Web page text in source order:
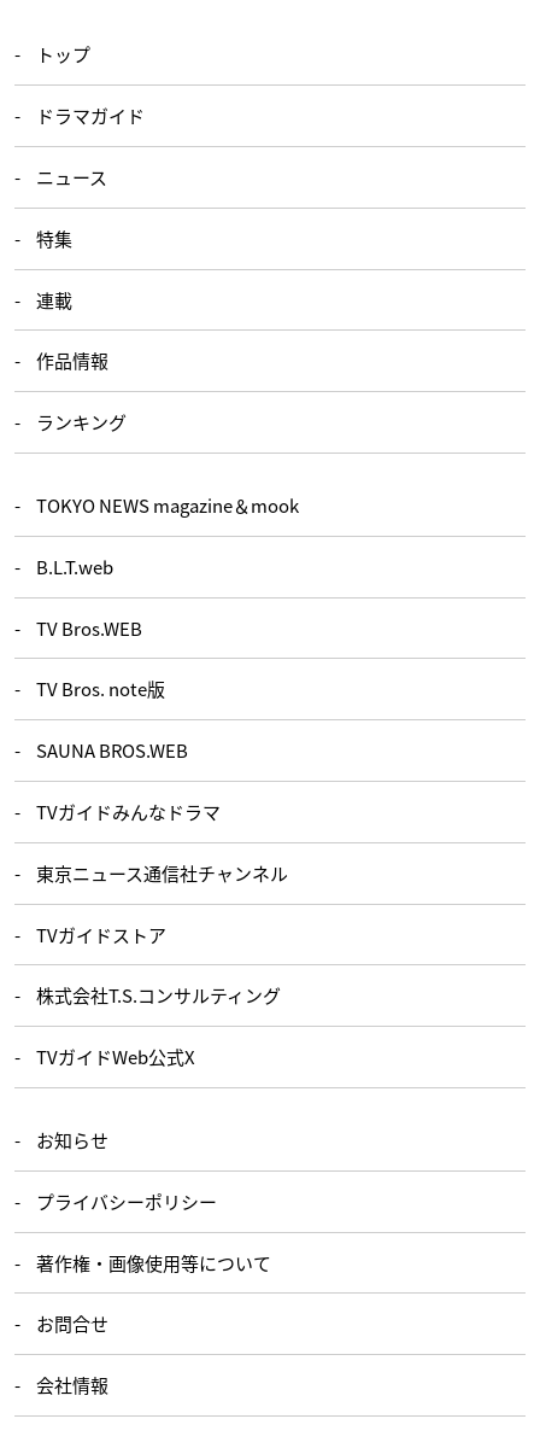
トップ
ドラマガイド
ニュース
特集
連載
作品情報
ランキング
TOKYO NEWS magazine＆mook
B.L.T.web
TV Bros.WEB
TV Bros. note版
SAUNA BROS.WEB
TVガイドみんなドラマ
東京ニュース通信社チャンネル
TVガイドストア
株式会社T.S.コンサルティング
TVガイドWeb公式X
お知らせ
プライバシーポリシー
著作権・画像使用等について
お問合せ
会社情報